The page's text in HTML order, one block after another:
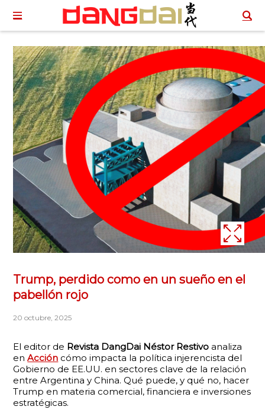
Trump, perdido como en un sueño en el
pabellón rojo
20 octubre, 2025
El editor de Revista DangDai Néstor Restivo analiza
enAcción cómo impacta la política injerencista del
Gobierno de EE.UU. en sectores clave de la relación
entre Argentina y China. Qué puede, y qué no, hacer
Trump en materia comercial, financiera e inversiones
estratégicas.